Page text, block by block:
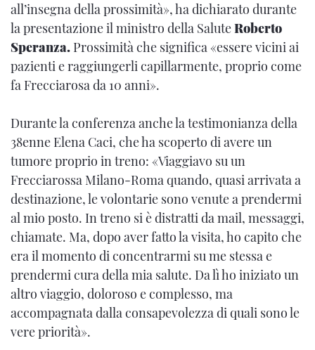
all’insegna della prossimità», ha dichiarato durante
la presentazione il ministro della SaluteRoberto
Speranza. Prossimità che significa «essere vicini ai
pazienti e raggiungerli capillarmente, proprio come
fa Frecciarosa da 10 anni».
Durante la conferenza anche la testimonianza della
38enne Elena Caci, che ha scoperto di avere un
tumore proprio in treno: «Viaggiavo su un
Frecciarossa Milano-Roma quando, quasi arrivata a
destinazione, le volontarie sono venute a prendermi
al mio posto. In treno si è distratti da mail, messaggi,
chiamate. Ma, dopo aver fatto la visita, ho capito che
era il momento di concentrarmi su me stessa e
prendermi cura della mia salute. Da lì ho iniziato un
altro viaggio, doloroso e complesso, ma
accompagnata dalla consapevolezza di quali sono le
vere priorità».